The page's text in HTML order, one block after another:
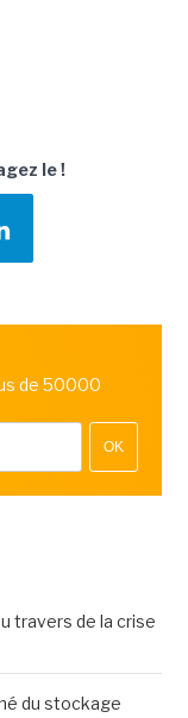
le !
de 50000
OK
travers de la crise
du stockage